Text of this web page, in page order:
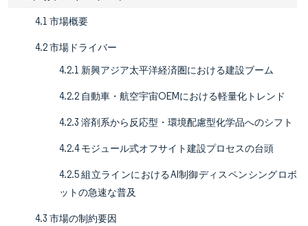
4.1 市場概要
4.2 市場ドライバー
4.2.1 新興アジア太平洋経済圏における建設ブーム
4.2.2 自動車・航空宇宙OEMにおける軽量化トレンド
4.2.3 溶剤系から反応型・環境配慮型化学品へのシフト
4.2.4 モジュール式オフサイト建設プロセスの台頭
4.2.5 組立ラインにおけるAI制御ディスペンシングロボ
ットの急速な普及
4.3 市場の制約要因